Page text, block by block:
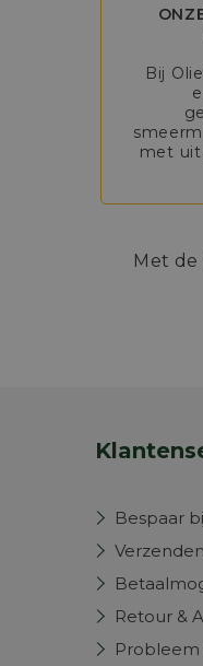
Bij
met
Met
Bespaar
Retour &
Probleem